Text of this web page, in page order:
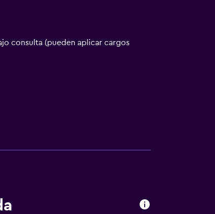
consulta (pueden aplicar cargos